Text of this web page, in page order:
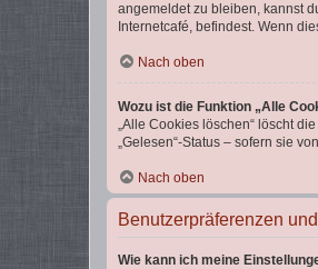
angemeldet zu bleiben, kannst
Internetcafé, befindest. Wenn
Nach oben
Wozu ist die Funktion „Alle
„Alle Cookies löschen“ löscht
„Gelesen“-Status – sofern sie
Nach oben
Benutzerpräferenzen
Wie kann ich meine